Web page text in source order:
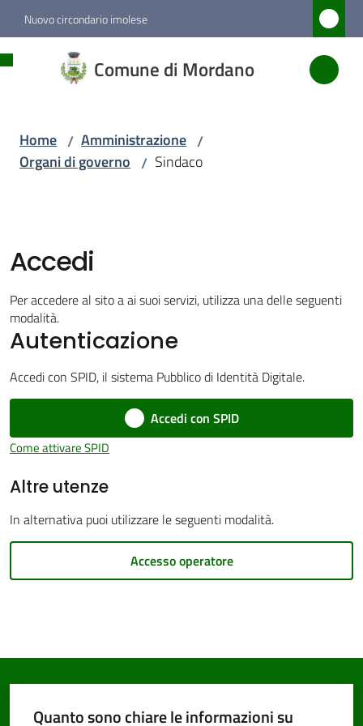
Vai al contenuto
Vai alla navigazione
Vai al footer
Nuovo circondario imolese
Comune di Mordano
di
Amministrazione
Servizi
Vivere
Servizi
on-
Seguici
Home / Amministrazione /
Organi di governo / Sindaco
Accedi
Per accedere al sito a ai suoi servizi, utilizza una delle seguenti
modalità.
Autenticazione
Accedi con SPID, il sistema Pubblico di Identità Digitale.
Accedi con SPID
Come attivare SPID
Altre utenze
In alternativa puoi utilizzare le seguenti modalità.
Accesso operatore
Quanto sono chiare le informazioni su